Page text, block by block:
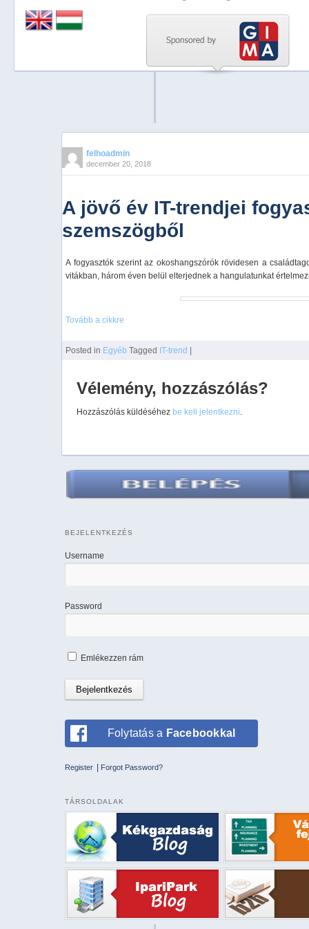
felhoadmin
december 20, 2018
A jövő év IT-trendjei
szemszögből
A fogyasztók szerint az okoshangszórók rövidesen a
vitákban, három éven belül elterjednek a hangulatunkat
Tovább a cikkre
Posted in Egyéb Tagged IT-trend |
Vélemény, hozzászólás?
Hozzászólás küldéséhez be kell jelentkezni.
BEJELENTKEZÉS
Username
Password
Emlékezzen rám
Folytatás a Facebookkal
Register Forgot Password?
TÁRSOLDALAK